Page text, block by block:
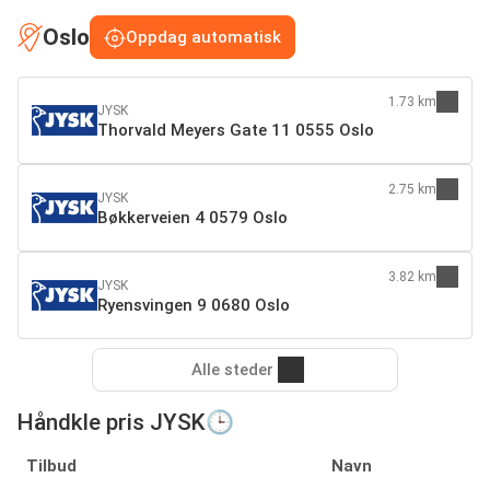
Oslo Oppdag automatisk
JYSK
Thorvald Meyers Gate 11 0555 Oslo
1.73 km
JYSK
Bøkkerveien 4 0579 Oslo
2.75 km
JYSK
Ryensvingen 9 0680 Oslo
3.82 km
Alle steder
Håndkle pris JYSK🕒
Tilbud Navn